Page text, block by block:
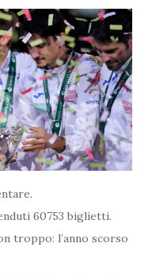
60753 biglietti.
troppo: l’anno scorso